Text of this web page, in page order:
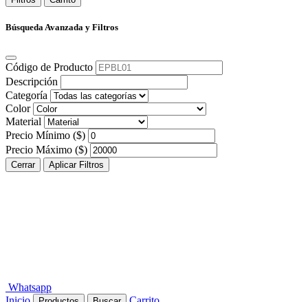
Búsqueda Avanzada y Filtros
Código de Producto
Descripción
Categoría
Color
Material
Precio Mínimo ($)
Precio Máximo ($)
Cerrar Aplicar Filtros
Whatsapp